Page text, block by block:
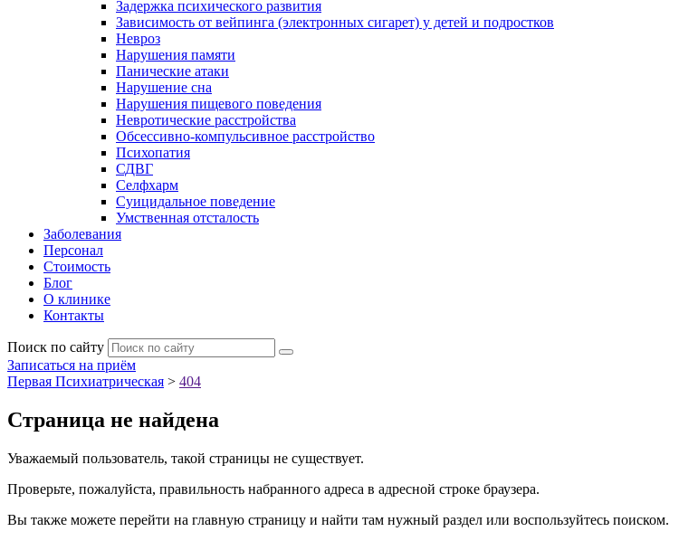
Задержка психического развития
Зависимость от вейпинга (электронных сигарет) у детей и подростков
Невроз
Нарушения памяти
Панические атаки
Нарушение сна
Нарушения пищевого поведения
Невротические расстройства
Обсессивно-компульсивное расстройство
Психопатия
СДВГ
Селфхарм
Суицидальное поведение
Умственная отсталость
Заболевания
Персонал
Стоимость
Блог
О клинике
Контакты
Поиск по сайту
Записаться на приём
Первая Психиатрическая > 404
Страница не найдена
Уважаемый пользователь, такой страницы не существует.
Проверьте, пожалуйста, правильность набранного адреса в адресной строке браузера.
Вы также можете перейти на главную страницу и найти там нужный раздел или воспользуйтесь поиском.